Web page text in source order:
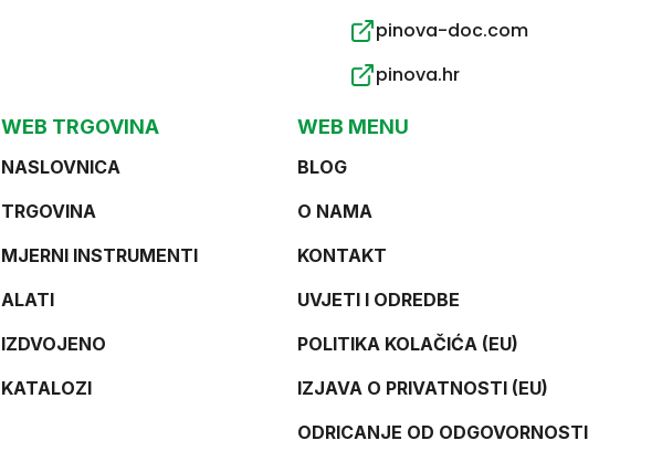
pinova-doc.com
pinova.hr
WEB TRGOVINA
NASLOVNICA
TRGOVINA
MJERNI INSTRUMENTI
ALATI
IZDVOJENO
KATALOZI
WEB MENU
BLOG
O NAMA
KONTAKT
UVJETI I ODREDBE
POLITIKA KOLAČIĆA (EU)
IZJAVA O PRIVATNOSTI (EU)
ODRICANJE OD ODGOVORNOSTI